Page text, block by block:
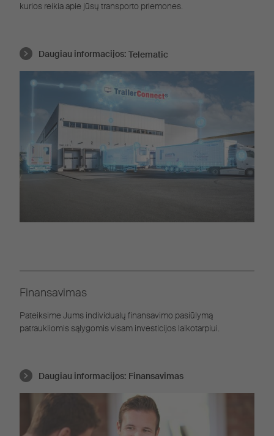
kurios reikia apie jūsų transporto priemones.
Daugiau informacijos: Telematic
Finansavimas
Pateiksime Jums individualų finansavimo pasiūlymą
patraukliomis sąlygomis visam investicijos laikotarpiui.
Daugiau informacijos: Finansavimas